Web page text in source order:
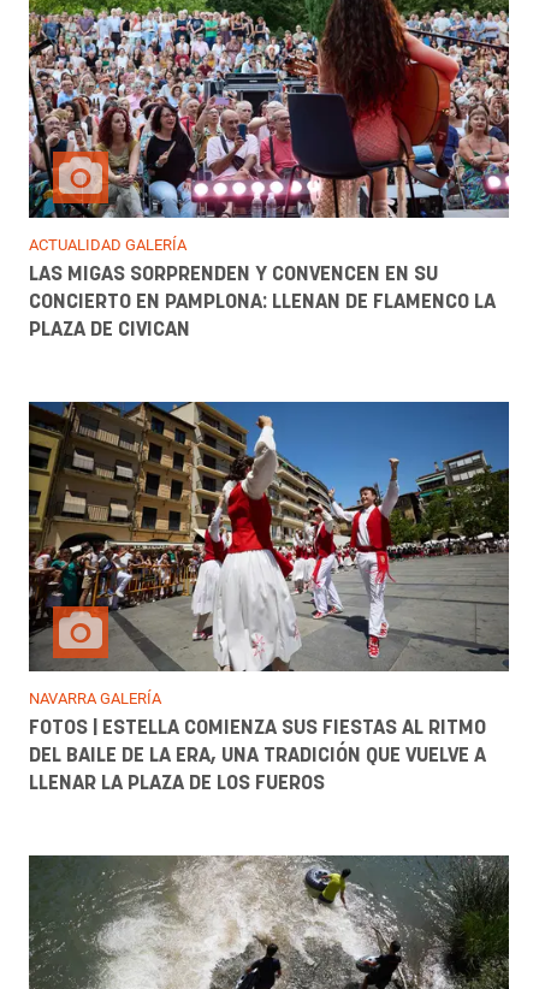
ACTUALIDAD GALERÍA
LAS MIGAS SORPRENDEN Y CONVENCEN EN SU
CONCIERTO EN PAMPLONA: LLENAN DE FLAMENCO LA
PLAZA DE CIVICAN
NAVARRA GALERÍA
FOTOS | ESTELLA COMIENZA SUS FIESTAS AL RITMO
DEL BAILE DE LA ERA, UNA TRADICIÓN QUE VUELVE A
LLENAR LA PLAZA DE LOS FUEROS